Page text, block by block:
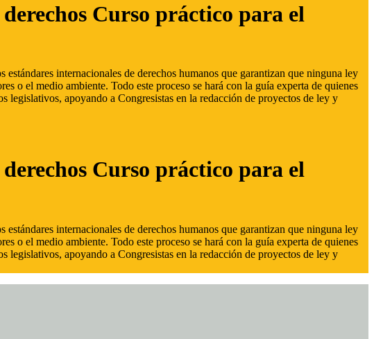
Curso práctico para el
internacionales de derechos humanos que garantizan que ninguna ley
o el medio ambiente. Todo este proceso se hará con la guía experta de quienes
legislativos, apoyando a Congresistas en la redacción de proyectos de ley y
Curso práctico para el
internacionales de derechos humanos que garantizan que ninguna ley
o el medio ambiente. Todo este proceso se hará con la guía experta de quienes
legislativos, apoyando a Congresistas en la redacción de proyectos de ley y